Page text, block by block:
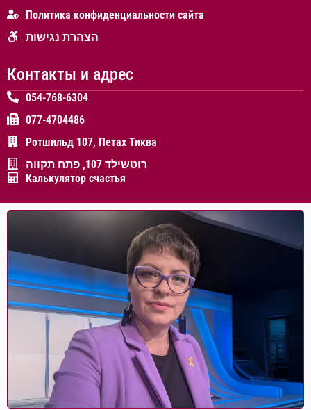
Политика конфиденциальности сайта
הצהרת נגישות
Контакты и адрес
054-768-6304
077-4704486
Ротшильд 107, Петах Тиква
רוטשילד 107, פתח תקווה
Калькулятор счастья